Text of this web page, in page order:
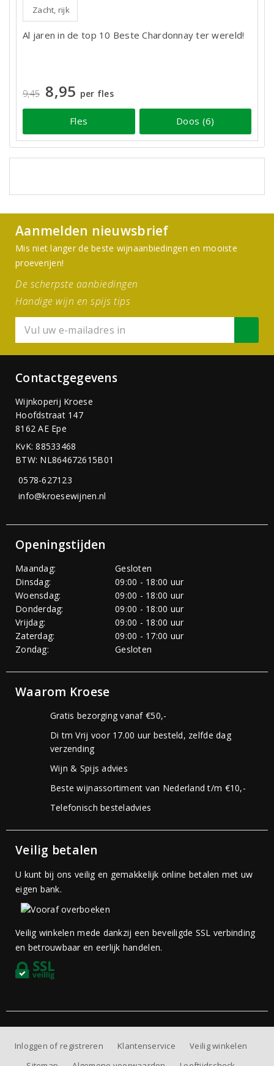
Zacht, rijk
Al jaren in de top 10 Beste Chardonnay ter wereld!
9,45 8,95 per fles
Fles Doos (6)
Aanmelden nieuwsbrief
Mis niet langer de beste wijnaanbiedingen en mooiste
proeverijen!
De scherpste aanbiedingen
Handige wijn en spijs tips
Contactgegevens
Wijnkoperij Kroese
Hoofdstraat 147
8162 AE Epe
KvK: 88533468
BTW: NL864672615B01
0578-627123
info@kroesewijnen.nl
Openingstijden
Maandag:
Gesloten
Dinsdag:
09:00 - 18:00 uur
Woensdag:
09:00 - 18:00 uur
Donderdag:
09:00 - 18:00 uur
Vrijdag:
09:00 - 18:00 uur
Zaterdag:
09:00 - 17:00 uur
Zondag:
Gesloten
Waarom Kroese
Gratis bezorging vanaf €50,-
Di tm Vrij voor 17.00 uur besteld, zelfde dag
verzending
Wijn & Spijs advies
Beste wijnassortiment van Nederland t/m €10,-
Telefonisch besteladvies
Veilig betalen
U kunt bij ons veilig en gemakkelijk online betalen met uw
eigen bank.
Veilig winkelen mede dankzij een beveiligde SSL verbinding
en betrouwbaar en eerlijk handelen.
Inloggen of registreren Klantenservice
Veilig winkelen